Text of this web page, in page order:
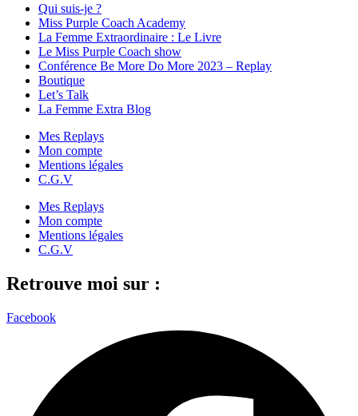
Qui suis-je ?
Miss Purple Coach Academy
La Femme Extraordinaire : Le Livre
Le Miss Purple Coach show
Conférence Be More Do More 2023 – Replay
Boutique
Let’s Talk
La Femme Extra Blog
Mes Replays
Mon compte
Mentions légales
C.G.V
Mes Replays
Mon compte
Mentions légales
C.G.V
Retrouve moi sur :
Facebook